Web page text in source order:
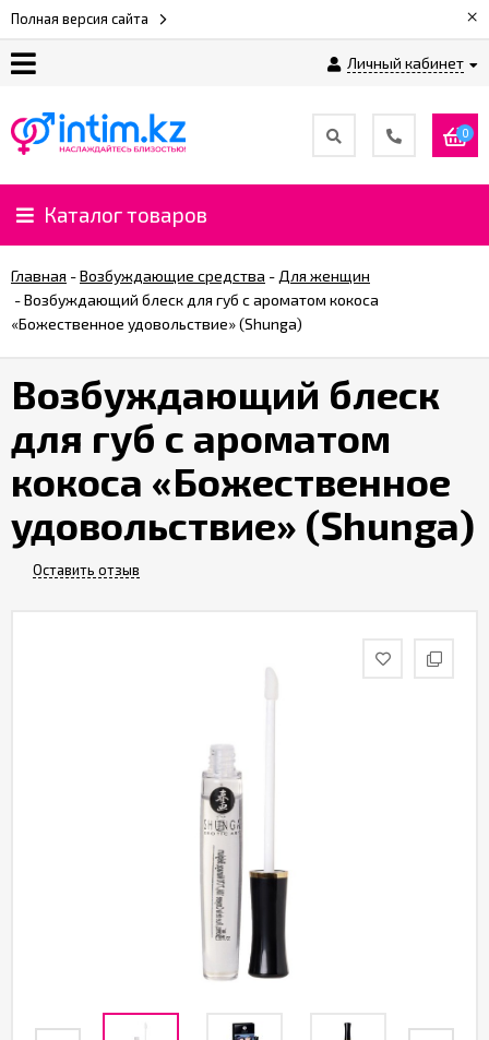
Полная версия сайта ×
Личный кабинет
нас
Доставка
и
⚡
Рассрочка
%
CashBack
%
Партнерам
Служба
0
Каталог товаров
Главная -Возбуждающие средства - Для женщин
-Возбуждающий блеск для губ с ароматом кокоса
«Божественное удовольствие» (Shunga)
Возбуждающий блеск
для губ с ароматом
кокоса «Божественное
удовольствие» (Shunga)
Оставить отзыв